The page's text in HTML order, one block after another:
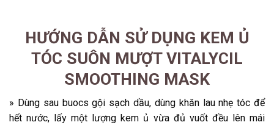
HƯỚNG DẪN SỬ DỤNG KEM Ủ
TÓC SUÔN MƯỢT VITALYCIL
SMOOTHING MASK
» Dùng sau buocs gội sạch dầu, dùng khăn lau nhẹ tóc để
hết nước, lấy một lượng kem ủ vừa đủ vuốt đều lên mái